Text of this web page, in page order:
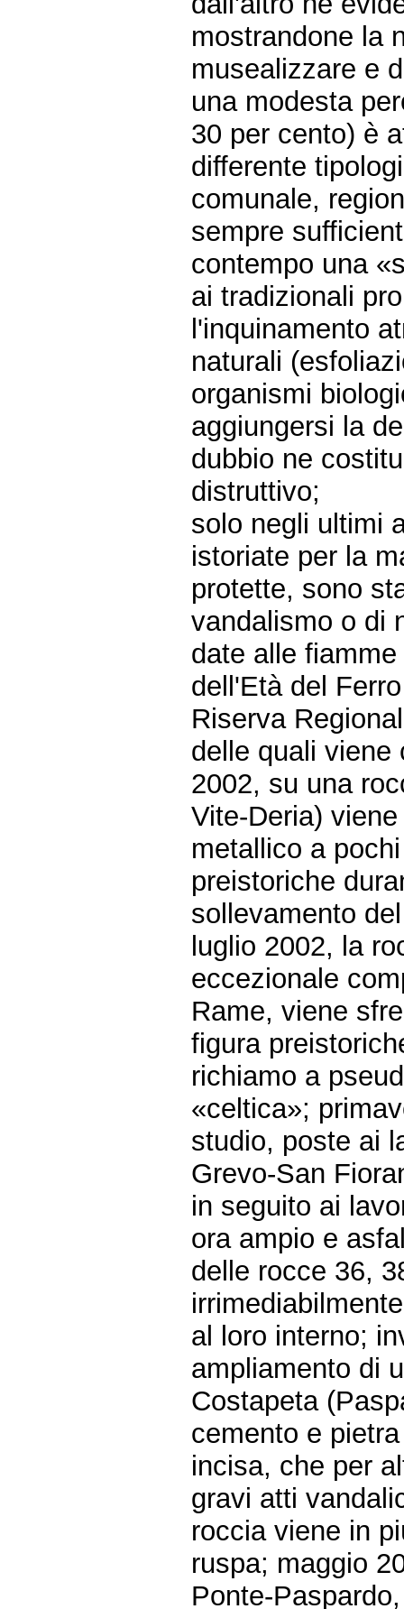
mostrandone la
musealizzare e
una modesta
30 per cento) è
differente
comunale,
sempre
contempo una
ai tradizionali
l'inquinamento
naturali
organismi
aggiungersi la
dubbio ne
distruttivo;
solo negli ultimi
istoriate per la
protette, sono
vandalismo o di
date alle
dell'Età del
Riserva
delle quali viene
2002, su una
Vite-Deria)
metallico a
preistoriche
sollevamento
luglio 2002, la
eccezionale
Rame, viene
figura
richiamo a
«celtica»;
studio, poste ai
Grevo-San
in seguito ai
ora ampio e
delle rocce 36,
al loro interno;
ampliamento di
Costapeta
cemento e
incisa, che per
gravi atti
roccia viene in
ruspa; maggio
Ponte-